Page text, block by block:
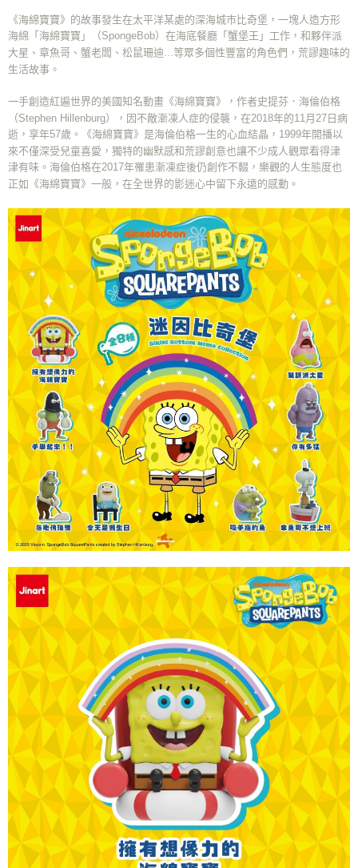
《海綿寶寶》的故事發生在太平洋某處的深海城市比奇堡，一塊人造方形
海綿「海綿寶寶」（SpongeBob）在海底餐廳「蟹堡王」工作，和夥伴派
大星、章魚哥、蟹老闆、松鼠珊迪...等眾多個性豐富的角色們，荒謬趣味的
生活故事。
一手創造紅遍世界的美國知名動畫《海綿寶寶》，作者史提芬．海倫伯格
（Stephen Hillenburg），因不敵漸凍人症的侵襲，在2018年的11月27日病
逝，享年57歲。《海綿寶寶》是海倫伯格一生的心血結晶，1999年開播以
來不僅深受兒童喜愛，獨特的幽默感和荒謬創意也讓不少成人觀眾看得津
津有味。海倫伯格在2017年罹患漸凍症後仍創作不輟，樂觀的人生態度也
正如《海綿寶寶》一般，在全世界的影迷心中留下永遠的感動。